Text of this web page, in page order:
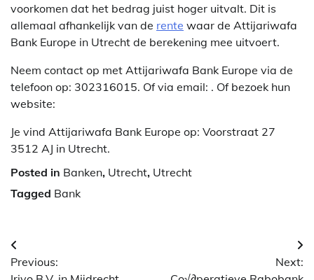
voorkomen dat het bedrag juist hoger uitvalt. Dit is
allemaal afhankelijk van de rente waar de Attijariwafa
Bank Europe in Utrecht de berekening mee uitvoert.
Neem contact op met Attijariwafa Bank Europe via de
telefoon op: 302316015. Of via email: . Of bezoek hun
website:
Je vind Attijariwafa Bank Europe op: Voorstraat 27
3512 AJ in Utrecht.
Posted in Banken, Utrecht, Utrecht
Tagged Bank
Berichtnavigatie
Previous:
Next: